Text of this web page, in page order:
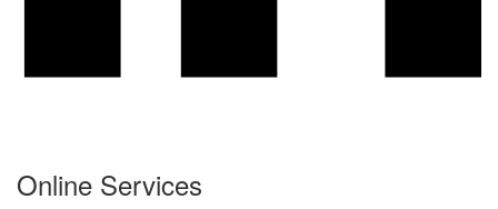
Online Services